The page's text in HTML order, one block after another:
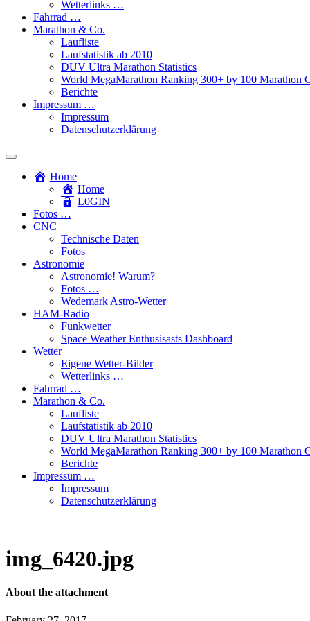
Wetterlinks …
Fahrrad …
Marathon & Co.
Laufliste
Laufstatistik ab 2010
DUV Ultra Marathon Statistics
World MegaMarathon Ranking 300+ by 100 Marathon
Berichte
Impressum …
Impressum
Datenschutzerklärung
Toggle
search
field
Home
Home
L​0​​GIN
Fotos …
CNC
Technische Daten
Fotos
Astronomie
Astronomie! Warum?
Fotos …
Wedemark Astro-Wetter
HAM-Radio
Funkwetter
Space Weather Enthusisasts Dashboard
Wetter
Eigene Wetter-Bilder
Wetterlinks …
Fahrrad …
Marathon & Co.
Laufliste
Laufstatistik ab 2010
DUV Ultra Marathon Statistics
World MegaMarathon Ranking 300+ by 100 Marathon
Berichte
Impressum …
Impressum
Datenschutzerklärung
img_6420.jpg
About the attachment